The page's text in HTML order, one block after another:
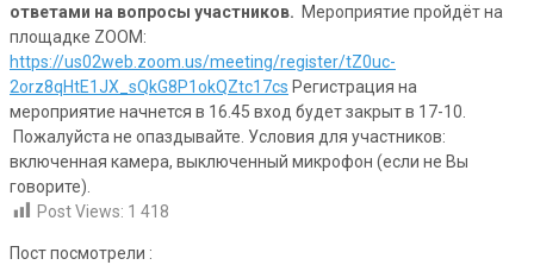
ответами на вопросы участников. Мероприятие пройдёт на
площадке ZOOM:
https://us02web.zoom.us/meeting/register/tZ0uc-
2orz8qHtE1JX_sQkG8P1okQZtc17cs Регистрация на
мероприятие начнется в 16.45 вход будет закрыт в 17-10.
Пожалуйста не опаздывайте. Условия для участников:
включенная камера, выключенный микрофон (если не Вы
говорите).
Post Views: 1 418
Пост посмотрели :